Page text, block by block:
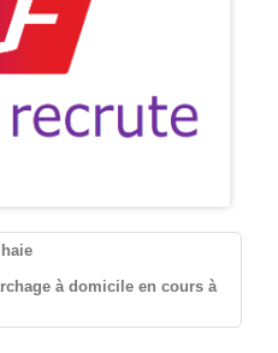
à domicile en cours à